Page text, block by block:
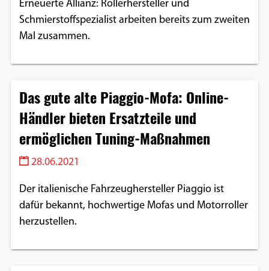
Erneuerte Allianz: Rollerhersteller und
Schmierstoffspezialist arbeiten bereits zum zweiten
Mal zusammen.
Das gute alte Piaggio-Mofa: Online-
Händler bieten Ersatzteile und
ermöglichen Tuning-Maßnahmen
28.06.2021
Der italienische Fahrzeughersteller Piaggio ist
dafür bekannt, hochwertige Mofas und Motorroller
herzustellen.